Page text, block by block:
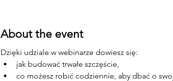
About the event
Dzięki udziale w webinarze dowiesz się:
jak budować trwałe szczęście,
co możesz robić codziennie, aby dbać o